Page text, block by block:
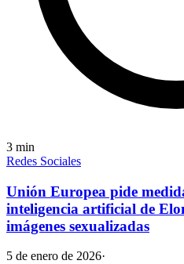
3 min
Redes Sociales
Unión Europea pide
inteligencia artificial de
imágenes sexualizadas
5 de enero de 2026·